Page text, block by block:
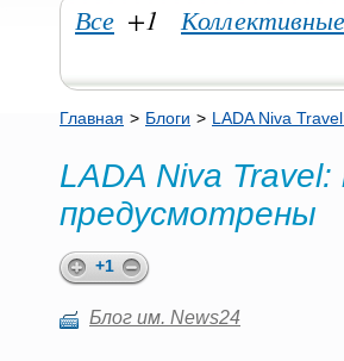
Все +1 Коллективные
Главная > Блоги > LADA Niva
LADA Niva
предусмотрены
+1
Блог им. News24